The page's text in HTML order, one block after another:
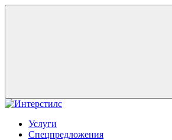
Услуги
Спецпредложения